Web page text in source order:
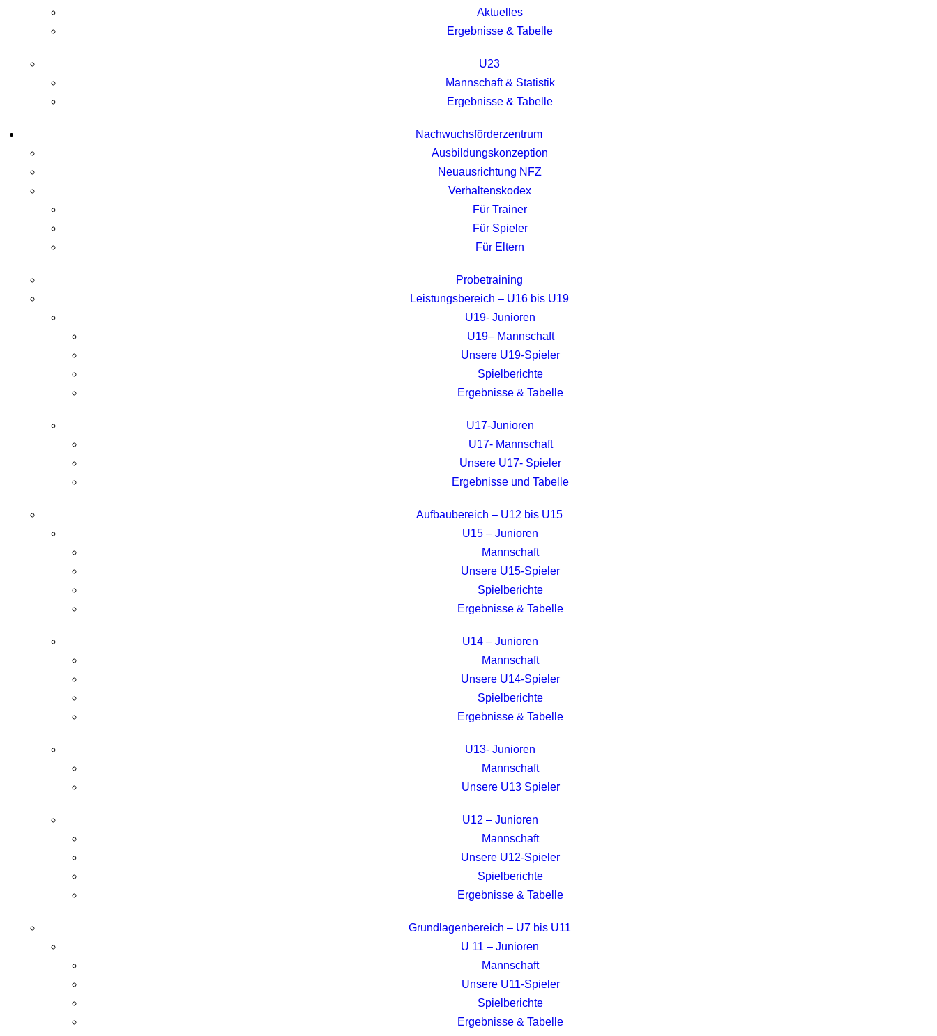
Aktuelles
Ergebnisse & Tabelle
U23
Mannschaft & Statistik
Ergebnisse & Tabelle
Nachwuchsförderzentrum
Ausbildungskonzeption
Neuausrichtung NFZ
Verhaltenskodex
Für Trainer
Für Spieler
Für Eltern
Probetraining
Leistungsbereich – U16 bis U19
U19- Junioren
U19– Mannschaft
Unsere U19-Spieler
Spielberichte
Ergebnisse & Tabelle
U17-Junioren
U17- Mannschaft
Unsere U17- Spieler
Ergebnisse und Tabelle
Aufbaubereich – U12 bis U15
U15 – Junioren
Mannschaft
Unsere U15-Spieler
Spielberichte
Ergebnisse & Tabelle
U14 – Junioren
Mannschaft
Unsere U14-Spieler
Spielberichte
Ergebnisse & Tabelle
U13- Junioren
Mannschaft
Unsere U13 Spieler
U12 – Junioren
Mannschaft
Unsere U12-Spieler
Spielberichte
Ergebnisse & Tabelle
Grundlagenbereich – U7 bis U11
U 11 – Junioren
Mannschaft
Unsere U11-Spieler
Spielberichte
Ergebnisse & Tabelle